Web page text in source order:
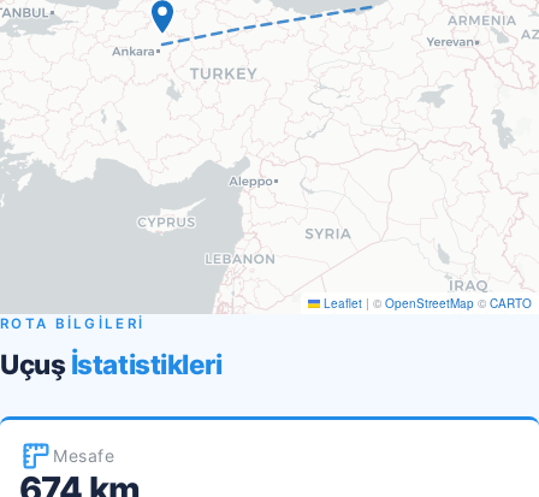
Leaflet | © OpenStreetMap © CARTO
ROTA BİLGİLERİ
Uçuş İstatistikleri
Mesafe